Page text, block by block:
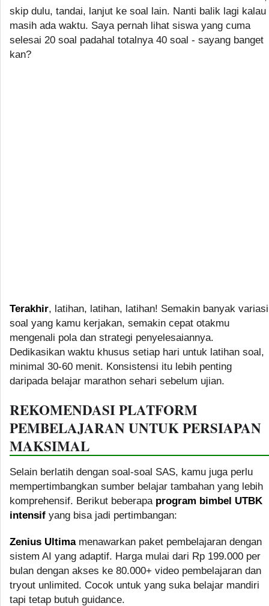
skip dulu, tandai, lanjut ke soal lain. Nanti balik lagi kalau
masih ada waktu. Saya pernah lihat siswa yang cuma
selesai 20 soal padahal totalnya 40 soal - sayang banget
kan?
Terakhir, latihan, latihan, latihan! Semakin banyak variasi
soal yang kamu kerjakan, semakin cepat otakmu
mengenali pola dan strategi penyelesaiannya.
Dedikasikan waktu khusus setiap hari untuk latihan soal,
minimal 30-60 menit. Konsistensi itu lebih penting
daripada belajar marathon sehari sebelum ujian.
REKOMENDASI PLATFORM
PEMBELAJARAN UNTUK PERSIAPAN
MAKSIMAL
Selain berlatih dengan soal-soal SAS, kamu juga perlu
mempertimbangkan sumber belajar tambahan yang lebih
komprehensif. Berikut beberapa program bimbel UTBK
intensif yang bisa jadi pertimbangan:
Zenius Ultimamenawarkan paket pembelajaran dengan
sistem AI yang adaptif. Harga mulai dari Rp 199.000 per
bulan dengan akses ke 80.000+ video pembelajaran dan
tryout unlimited. Cocok untuk yang suka belajar mandiri
tapi tetap butuh guidance.